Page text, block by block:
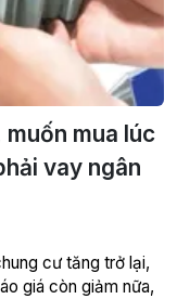
mua lúc
vay ngân
cư tăng trở lại,
giá còn giảm nữa,